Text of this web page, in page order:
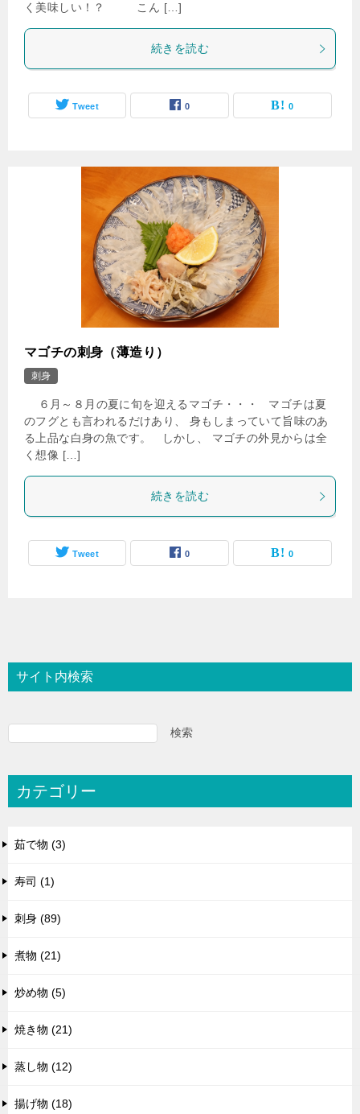
く美味しい！？ こん […]
続きを読む
Tweet 0 0
マゴチの刺身（薄造り）
刺身
６月～８月の夏に旬を迎えるマゴチ・・・ マゴチは夏
のフグとも言われるだけあり、 身もしまっていて旨味のあ
る上品な白身の魚です。 しかし、 マゴチの外見からは全
く想像 […]
続きを読む
Tweet 0 0
サイト内検索
検索
カテゴリー
茹で物 (3)
寿司 (1)
刺身 (89)
煮物 (21)
炒め物 (5)
焼き物 (21)
蒸し物 (12)
揚げ物 (18)